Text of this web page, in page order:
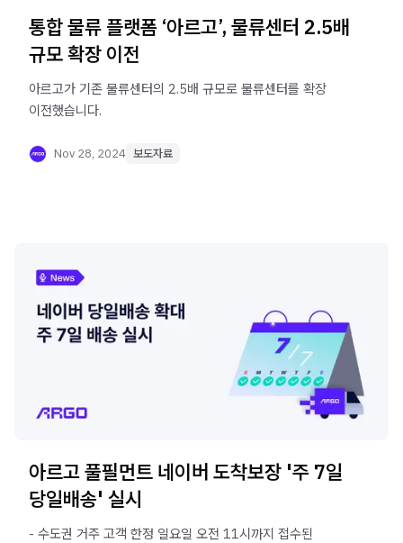
통합 물류 플랫폼 ‘아르고’, 물류센터 2.5배
규모 확장 이전
아르고가 기존 물류센터의 2.5배 규모로 물류센터를 확장
이전했습니다.
Nov 28, 2024 보도자료
아르고 풀필먼트 네이버 도착보장 '주 7일
당일배송' 실시
- 수도권 거주 고객 한정 일요일 오전 11시까지 접수된